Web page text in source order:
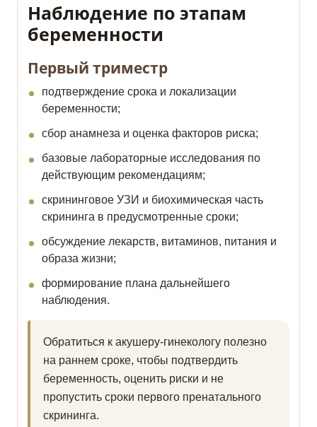
Наблюдение по этапам
беременности
Первый триместр
подтверждение срока и локализации
беременности;
сбор анамнеза и оценка факторов риска;
базовые лабораторные исследования по
действующим рекомендациям;
скрининговое УЗИ и биохимическая часть
скрининга в предусмотренные сроки;
обсуждение лекарств, витаминов, питания и
образа жизни;
формирование плана дальнейшего
наблюдения.
Обратиться к акушеру-гинекологу полезно
на раннем сроке, чтобы подтвердить
беременность, оценить риски и не
пропустить сроки первого пренатального
скрининга.